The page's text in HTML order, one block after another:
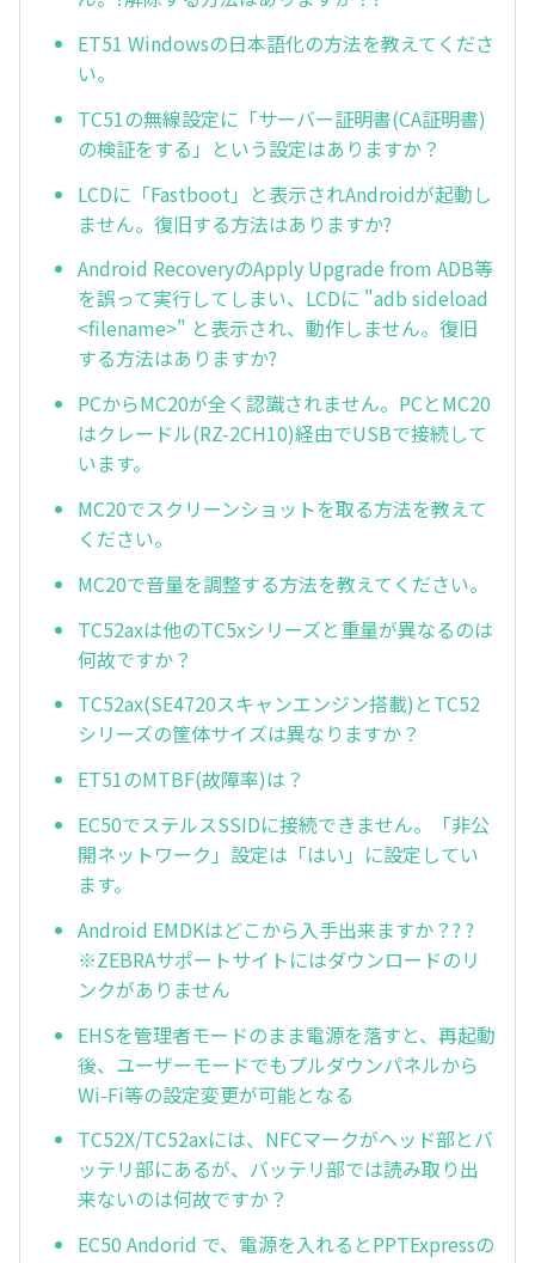
ET51 Windowsの日本語化の方法を教えてくださ
い。
TC51の無線設定に「サーバー証明書(CA証明書)
の検証をする」という設定はありますか？
LCDに「Fastboot」と表示されAndroidが起動し
ません。復旧する方法はありますか?
Android RecoveryのApply Upgrade from ADB等
を誤って実行してしまい、LCDに "adb sideload
<filename>" と表示され、動作しません。復旧
する方法はありますか?
PCからMC20が全く認識されません。PCとMC20
はクレードル(RZ-2CH10)経由でUSBで接続して
います。
MC20でスクリーンショットを取る方法を教えて
ください。
MC20で音量を調整する方法を教えてください。
TC52axは他のTC5xシリーズと重量が異なるのは
何故ですか？
TC52ax(SE4720スキャンエンジン搭載)とTC52
シリーズの筐体サイズは異なりますか？
ET51のMTBF(故障率)は？
EC50でステルスSSIDに接続できません。「非公
開ネットワーク」設定は「はい」に設定してい
ます。
Android EMDKはどこから入手出来ますか？? ?
※ZEBRAサポートサイトにはダウンロードのリ
ンクがありません
EHSを管理者モードのまま電源を落すと、再起動
後、ユーザーモードでもプルダウンパネルから
Wi-Fi等の設定変更が可能となる
TC52X/TC52axには、NFCマークがヘッド部とバ
ッテリ部にあるが、バッテリ部では読み取り出
来ないのは何故ですか？
EC50 Andorid で、電源を入れるとPPTExpressの